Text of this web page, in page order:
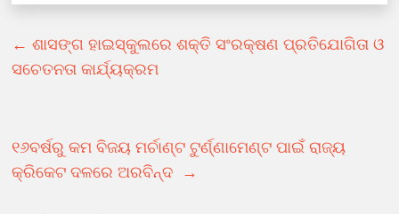
← ଶାସଙ୍ଗ ହାଇସ୍କୁଲରେ ଶକ୍ତି ସଂରକ୍ଷଣ ପ୍ରତିଯୋଗିତା ଓ
ସଚେତନତା କାର୍ଯ୍ୟକ୍ରମ
୧୬ବର୍ଷରୁ କମ ବିଜୟ ମର୍ଚାଣ୍ଟ ଟୁର୍ଣ୍ଣାମେଣ୍ଟ ପାଇଁ ରାଜ୍ୟ
କ୍ରିକେଟ ଦଳରେ ଅରବିନ୍ଦ →